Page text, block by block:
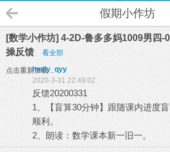
假期小作坊
[数学小作坊] 4-2D-鲁多多妈1009男四-
操反馈
看全部
点击重新加载hmily_qyy
2020-3-31 22:49:02
反馈20200331
1、【盲算30分钟】跟随课内进度
顺利。
2、朗读：数学课本新一旧一。